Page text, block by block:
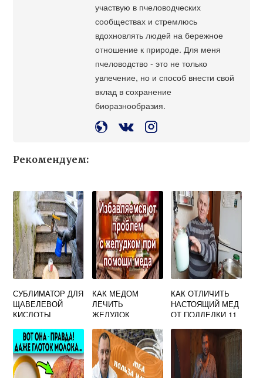
участвую в пчеловодческих
сообществах и стремлюсь
вдохновлять людей на бережное
отношение к природе. Для меня
пчеловодство - это не только
увлечение, но и способ внести свой
вклад в сохранение
биоразнообразия.
Рекомендуем:
СУБЛИМАТОР ДЛЯ
ЩАВЕЛЕВОЙ
КИСЛОТЫ
КАК МЕДОМ
ЛЕЧИТЬ
ЖЕЛУДОК
КАК ОТЛИЧИТЬ
НАСТОЯЩИЙ МЕД
ОТ ПОДДЕЛКИ 11
ПРОВЕРКИ